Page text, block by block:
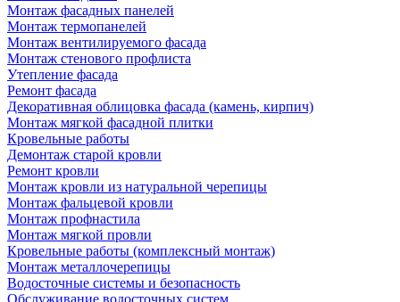
Монтаж фасадных панелей
Монтаж термопанелей
Монтаж вентилируемого фасада
Монтаж стенового профлиста
Утепление фасада
Ремонт фасада
Декоративная облицовка фасада (камень, кирпич)
Монтаж мягкой фасадной плитки
Кровельные работы
Демонтаж старой кровли
Ремонт кровли
Монтаж кровли из натуральной черепицы
Монтаж фальцевой кровли
Монтаж профнастила
Монтаж мягкой провли
Кровельные работы (комплексный монтаж)
Монтаж металлочерепицы
Водосточные системы и безопасность
Обслуживание водосточных систем